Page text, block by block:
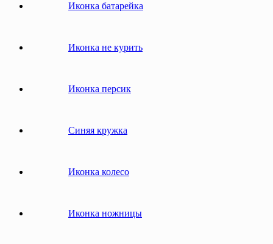
Иконка батарейка
Иконка не курить
Иконка персик
Синяя кружка
Иконка колесо
Иконка ножницы